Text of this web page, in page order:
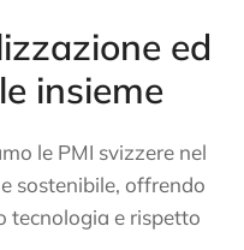
ed
insieme
le PMI svizzere nel
sostenibile, offrendo
tecnologia e rispetto